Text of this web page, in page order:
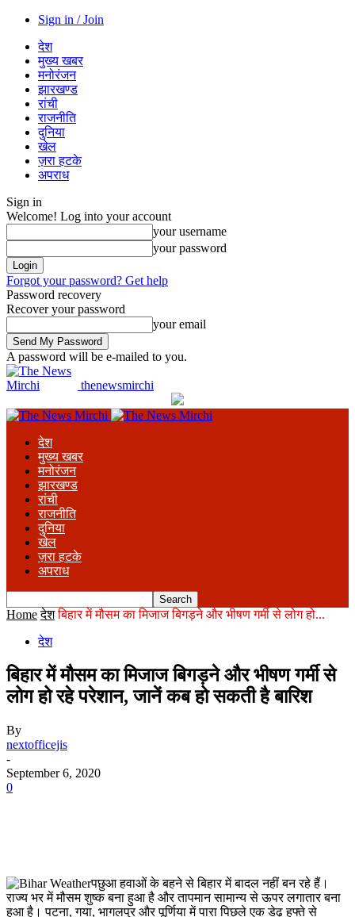
Sign in / Join
देश
मुख्य खबर
मनोरंजन
झारखण्ड
रांची
राजनीति
दुनिया
खेल
ज़रा हटके
अपराध
Sign in
Welcome! Log into your account
your username
your password
Forgot your password? Get help
Password recovery
Recover your password
your email
A password will be e-mailed to you.
thenewsmirchi
देश
मुख्य खबर
मनोरंजन
झारखण्ड
रांची
राजनीति
दुनिया
खेल
ज़रा हटके
अपराध
Home देश बिहार में मौसम का मिजाज बिगड़ने और भीषण गर्मी से लोग हो...
देश
बिहार में मौसम का मिजाज बिगड़ने और भीषण गर्मी से
लोग हो रहे परेशान, जानें कब हो सकती है बारिश
By
nextofficejis
-
September 6, 2020
0
पछुआ हवाओं के बहने से बिहार में बादल नहीं बन रहे हैं।
राज्य भर में मौसम शुष्क बना हुआ है और तापमान सामान्य से ऊपर लगातार बना
हुआ है। पटना, गया, भागलपुर और पूर्णिया में पारा पिछले एक डेढ़ हफ्ते से